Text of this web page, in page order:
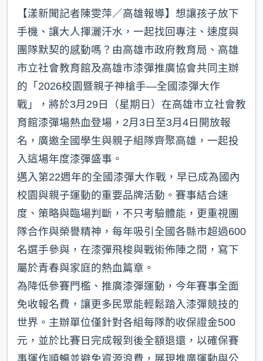
【漾新聞記者陳雯萍／高雄報導】想讓孩子放下
手機、讓大人揮灑汗水，一起找回專注、速度與
團隊默契的感動嗎？由高雄市政府教育局、高雄
市立社會教育館及高雄市漆彈推廣協會共同主辦
的「2026校園暨親子神槍手—全國漆彈大作
戰」，將於3月29日（星期日）在高雄市立社會教
育館漆彈場熱血登場，2月3日至3月4日開放報
名，廣邀全國學生與親子組隊齊聚高雄，一起投
入這場年度漆彈盛事。
邁入第22週年的全國漆彈大作戰，早已成為國內
校園與親子運動的重要品牌活動。賽事結合速
度、策略與臨場判斷，不只考驗體能，更重視團
隊合作與榮譽精神，每年吸引全國各縣市超過600
名選手參與，在漆彈飛梭與戰術佈陣之間，寫下
屬於青春與家庭的熱血篇章。
為降低參賽門檻、推廣漆彈運動，今年賽事全面
免收報名費，讓更多民眾能輕鬆踏入漆彈競技的
世界。主辦單位僅針對各組每隊酌收保證金500
元，並於比賽日完成報到後全額退還，以確保賽
事運作順暢並避免資源浪費，展現推廣運動與公